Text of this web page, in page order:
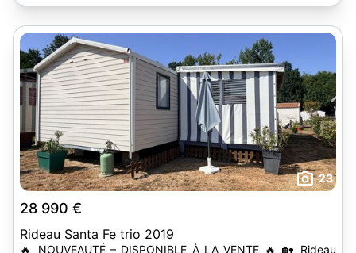
23
28 990 €
Rideau Santa Fe trio 2019
🔥 NOUVEAUTÉ – DISPONIBLE À LA VENTE 🔥 🏡 Rideau